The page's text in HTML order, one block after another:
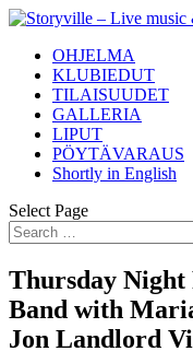
OHJELMA
KLUBIEDUT
TILAISUUDET
GALLERIA
LIPUT
PÖYTÄVARAUS
Shortly in English
Select Page
Thursday
Band with
Jon Landlord